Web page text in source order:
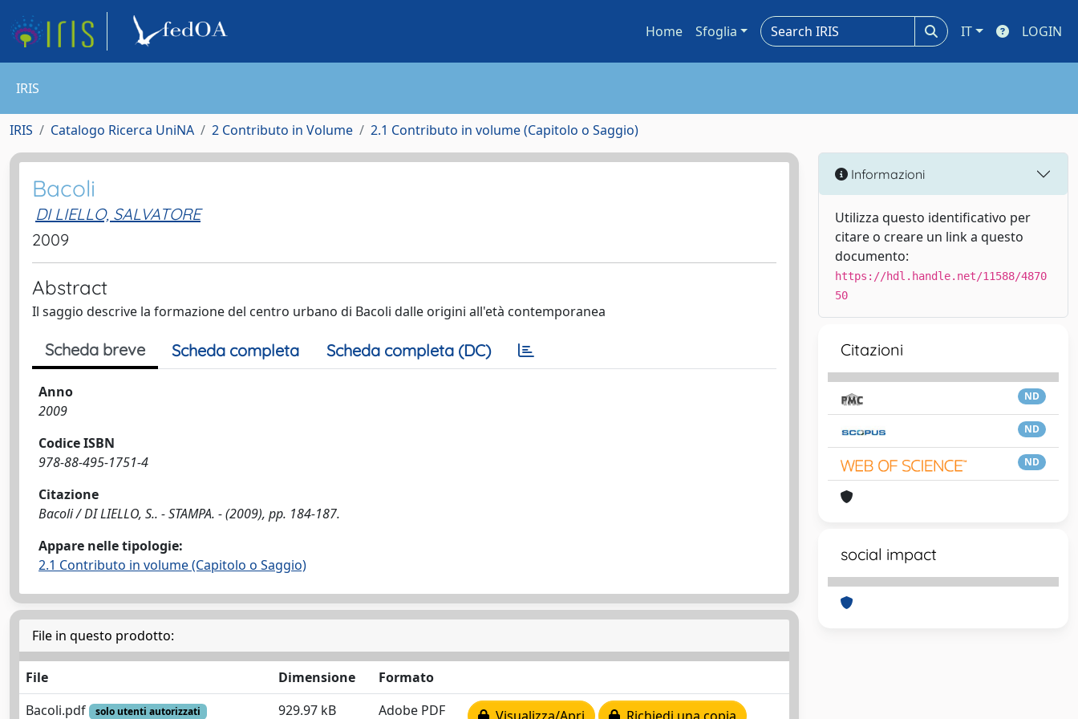
Home Sfoglia IT LOGIN
IRIS
IRIS Catalogo Ricerca UniNA 2 Contributo in Volume 2.1 Contributo in volume (Capitolo o Saggio)
Bacoli
DI LIELLO, SALVATORE
2009
Abstract
Il saggio descrive la formazione del centro urbano di Bacoli dalle origini all'età contemporanea
Scheda breve Scheda completa Scheda completa (DC)
Anno
2009
Codice ISBN
978-88-495-1751-4
Citazione
Bacoli / DI LIELLO, S.. - STAMPA. - (2009), pp. 184-187.
Appare nelle tipologie:
2.1 Contributo in volume (Capitolo o Saggio)
File in questo prodotto:
File Dimensione
Formato
Bacoli.pdf
solo utenti autorizzati 929.97 kB Adobe PDF
Informazioni
Utilizza questo identificativo per
citare o creare un link a questo
documento:
https://hdl.handle.net/11588/4870
50
Citazioni
ND
ND
ND
social impact